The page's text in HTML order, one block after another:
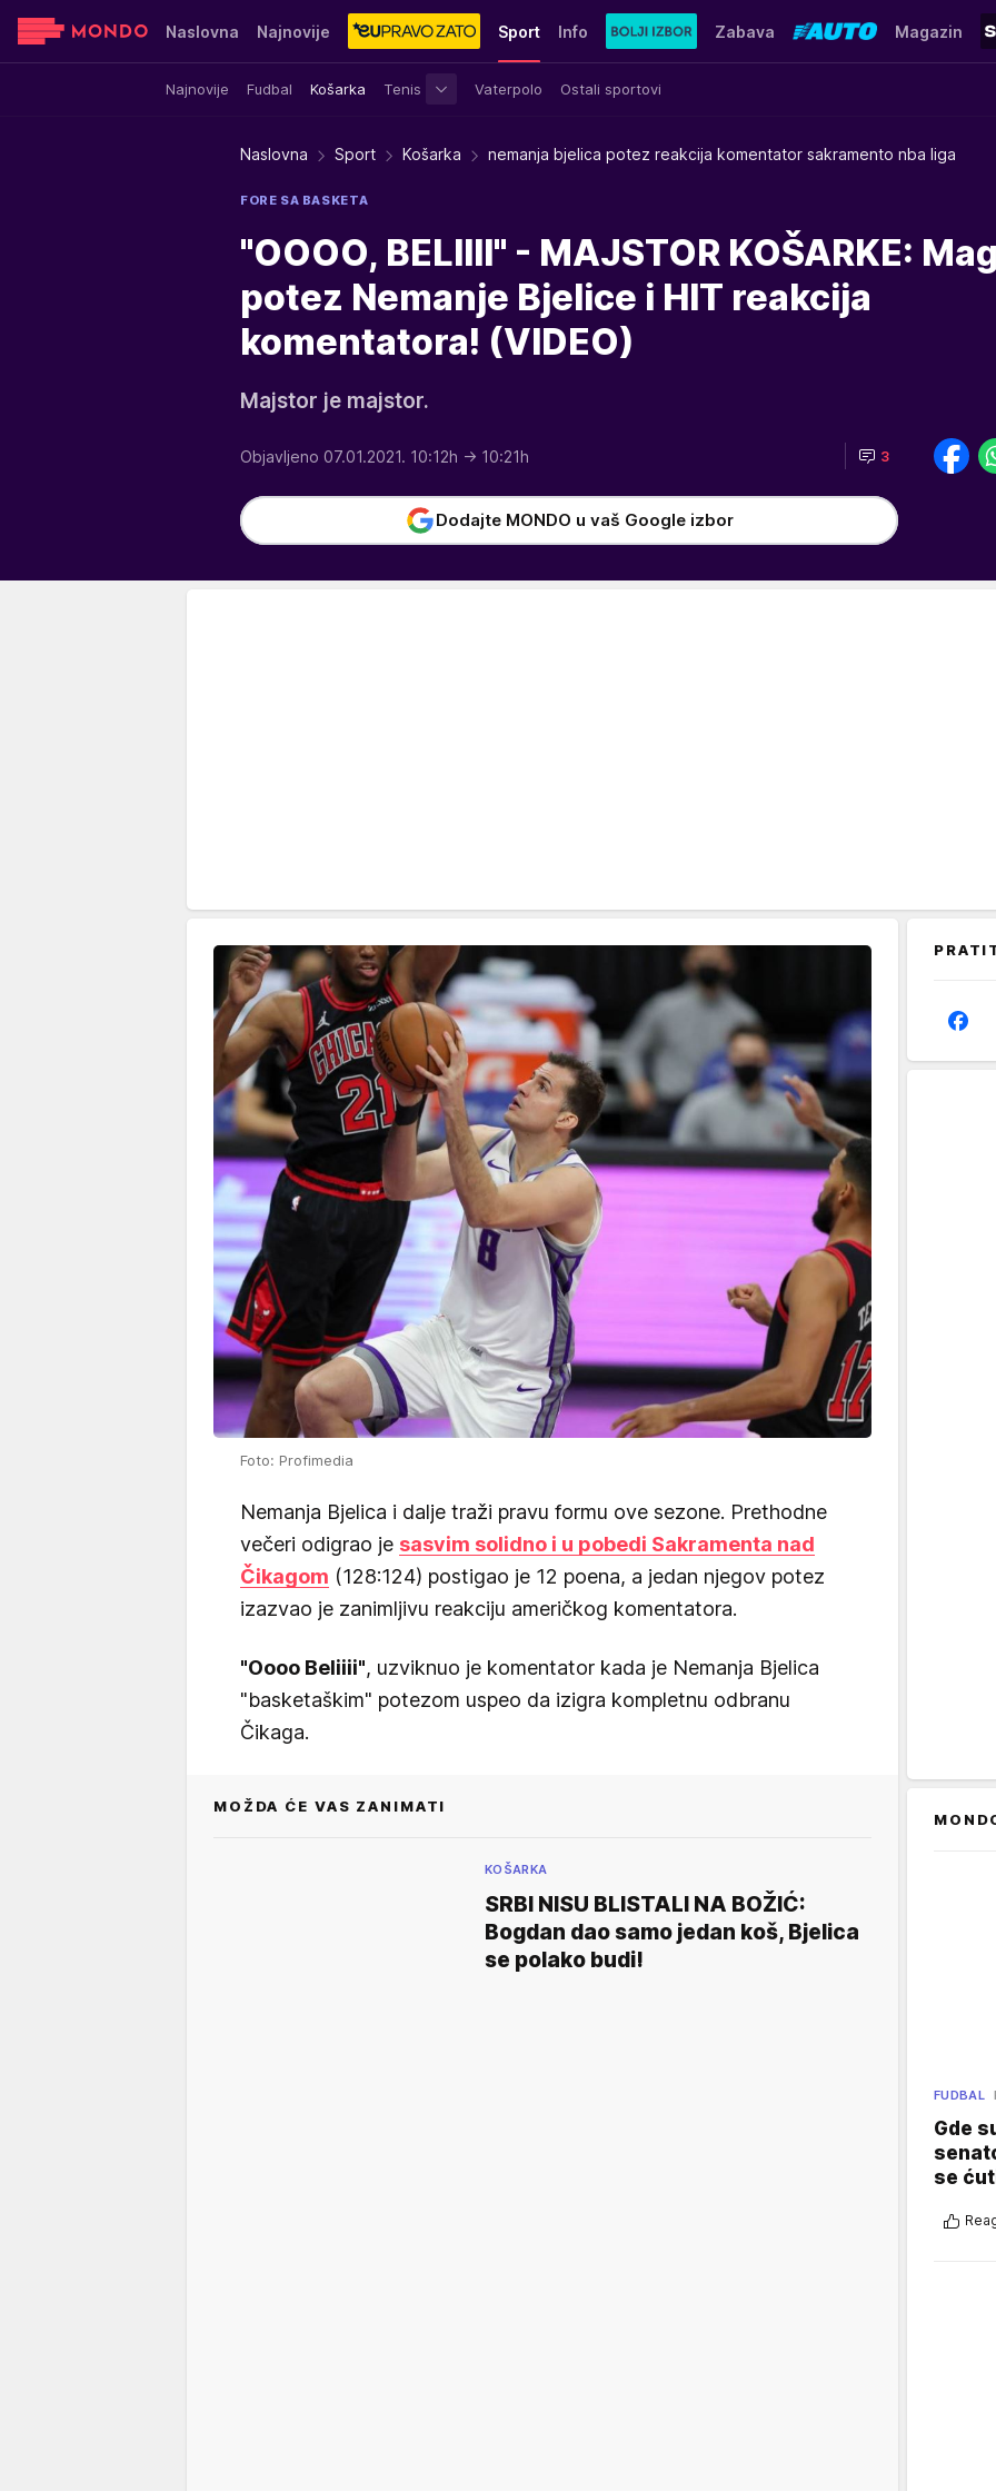
Naslovna Najnovije Sport
Najnovije Fudbal Košarka Tenis Vaterpolo Ostali sportovi
Info Zabava Magazin
Sensa Stvar ukusa Yumama
Naslovna Sport Košarka nemanja bjelica potez reakcija komentator sakramento nba liga
FORE SA BASKETA
"OOOO, BELIIII" - MAJSTOR KOŠARKE:
potez Nemanje Bjelice i HIT reakcija
komentatora! (VIDEO)
Majstor je majstor.
Objavljeno 07.01.2021. 10:12h → 10:21h 3
Dodajte MONDO u vaš Google izbor
Foto: Profimedia
Nemanja Bjelica i dalje traži pravu formu ove sezone. Prethodne
večeri odigrao je sasvim solidno i u pobedi Sakramenta nad
Čikagom (128:124) postigao je 12 poena, a jedan njegov potez
izazvao je zanimljivu reakciju američkog komentatora.
"Oooo Beliiii", uzviknuo je komentator kada je Nemanja Bjelica
"basketaškim" potezom uspeo da izigra kompletnu odbranu
Čikaga.
MOŽDA ĆE VAS ZANIMATI
KOŠARKA
SRBI NISU BLISTALI NA BOŽIĆ:
Bogdan dao samo jedan koš, Bjelica
se polako budi!
FUDBAL
Gde
se